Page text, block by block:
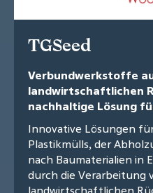
TGSeed
Verbundwerkstoffe
landwirtschaftlichen
nachhaltige Lösung
Innovative Lösungen
Plastikmülls, der
nach Baumaterialien in
durch die Verarbeitung